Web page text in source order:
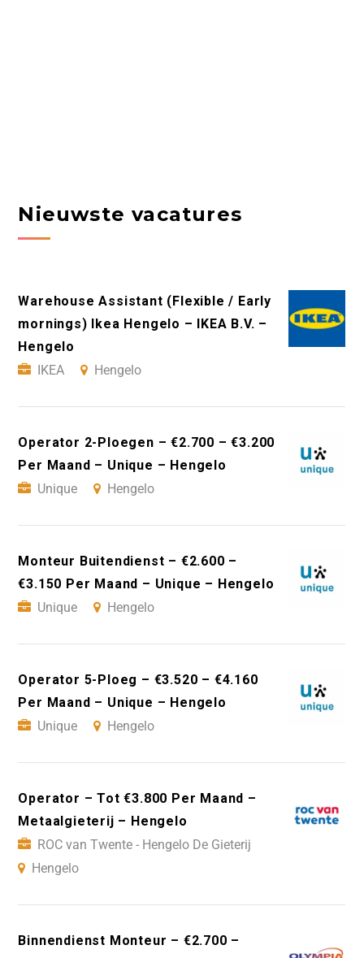
Nieuwste vacatures
Warehouse Assistant (Flexible / Early
mornings) Ikea Hengelo – IKEA B.V. –
Hengelo
IKEA
Hengelo
Operator 2-Ploegen – €2.700 – €3.200
Per Maand – Unique – Hengelo
Unique
Hengelo
Monteur Buitendienst – €2.600 –
€3.150 Per Maand – Unique – Hengelo
Unique
Hengelo
Operator 5-Ploeg – €3.520 – €4.160
Per Maand – Unique – Hengelo
Unique
Hengelo
Operator – Tot €3.800 Per Maand –
Metaalgieterij – Hengelo
ROC van Twente - Hengelo De Gieterij
Hengelo
Binnendienst Monteur – €2.700 –